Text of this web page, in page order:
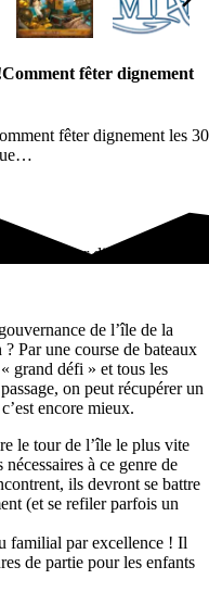
fêter dignement
fêter dignement les 30
fêter dignement les 30
de l’île de la
Par une course de bateaux
grand défi » et tous les
on peut récupérer un
encore mieux.
le tour de l’île le plus vite
à ce genre de
ils devront se battre
(et se refiler parfois un
familial par excellence ! Il
de partie pour les enfants